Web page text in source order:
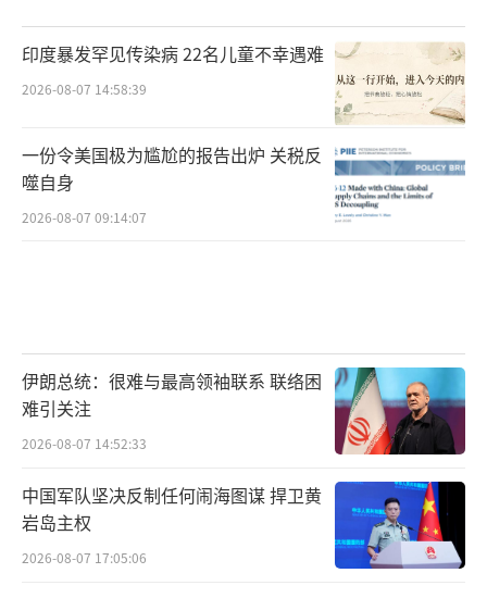
印度暴发罕见传染病 22名儿童不幸遇难
2026-08-07 14:58:39
一份令美国极为尴尬的报告出炉 关税反
噬自身
2026-08-07 09:14:07
伊朗总统：很难与最高领袖联系 联络困
难引关注
2026-08-07 14:52:33
中国军队坚决反制任何闹海图谋 捍卫黄
岩岛主权
2026-08-07 17:05:06